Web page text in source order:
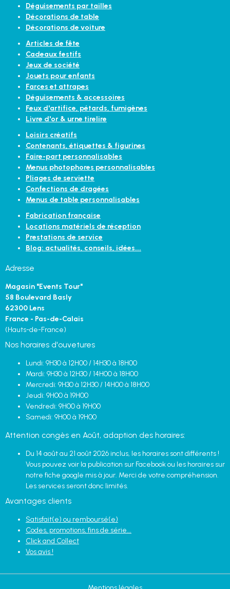
Déguisements par tailles
Décorations de table
Décorations de voiture
Articles de fête
Cadeaux festifs
Jeux de société
Jouets pour enfants
Farces et attrapes
Déguisements & accessoires
Feux d'artifice, pétards, fumigènes
Livre d'or & urne tirelire
Loisirs créatifs
Contenants, étiquettes & figurines
Faire-part personnalisables
Menus photophores personnalisables
Pliages de serviette
Confections de dragées
Menus de table personnalisables
Fabrication française
Locations matériels de réception
Prestations de service
Blog: actualités, conseils, idées...
Adresse
Magasin "Events Tour"
58 Boulevard Basly
62300 Lens
France - Pas-de-Calais
(Hauts-de-France)
Nos horaires d'ouvetures
Lundi: 9H30 à 12H00 / 14H30 à 18H00
Mardi: 9H30 à 12H30 / 14H00 à 18H00
Mercredi: 9H30 à 12H30 / 14H00 à 18H00
Jeudi: 9H00 à 19H00
Vendredi: 9H00 à 19H00
Samedi: 9H00 à 19H00
Attention congès en Août, adaption des horaires:
Du 14 août au 21 août 2026 inclus, les horaires sont différents !
Vous pouvez voir la publication sur Facebook ou les horaires sur
notre fiche google mis à jour. Merci de votre compréhension.
Les services seront donc limités.
Avantages clients
Satisfait(e) ou remboursé(e)
Codes, promotions, fins de série...
Click and Collect
Vos avis !